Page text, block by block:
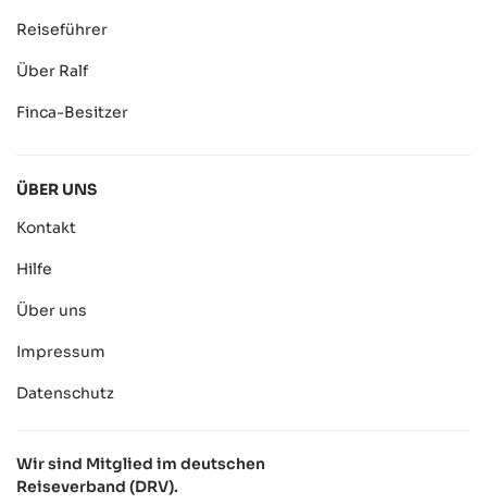
Reiseführer
Über Ralf
Finca-Besitzer
ÜBER UNS
Kontakt
Hilfe
Über uns
Impressum
Datenschutz
Wir sind Mitglied im deutschen
Reiseverband (DRV).